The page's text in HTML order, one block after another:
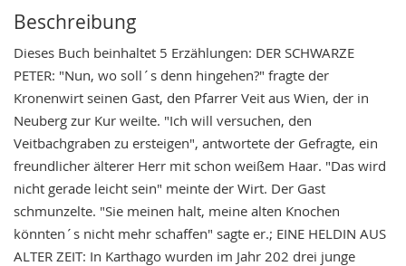
Beschreibung
Dieses Buch beinhaltet 5 Erzählungen: DER SCHWARZE
PETER: "Nun, wo soll´s denn hingehen?" fragte der
Kronenwirt seinen Gast, den Pfarrer Veit aus Wien, der in
Neuberg zur Kur weilte. "Ich will versuchen, den
Veitbachgraben zu ersteigen", antwortete der Gefragte, ein
freundlicher älterer Herr mit schon weißem Haar. "Das wird
nicht gerade leicht sein" meinte der Wirt. Der Gast
schmunzelte. "Sie meinen halt, meine alten Knochen
könnten´s nicht mehr schaffen" sagte er.; EINE HELDIN AUS
ALTER ZEIT: In Karthago wurden im Jahr 202 drei junge